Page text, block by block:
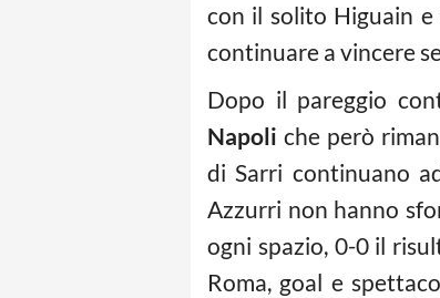
con il solito Higuain e
continuare a vincere
Dopo il pareggio
Napoli che però
di Sarri continuano
Azzurri non hanno
ogni spazio, 0-0 il
Roma, goal e